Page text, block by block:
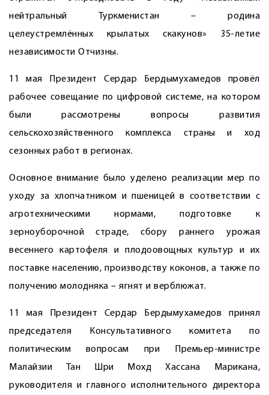
нейтральный Туркменистан – родина
целеустремлённых крылатых скакунов» 35-летие
независимости Отчизны.
11 мая Президент Сердар Бердымухамедов провёл
рабочее совещание по цифровой системе, на котором
были рассмотрены вопросы развития
сельскохозяйственного комп­лекса страны и ход
сезонных работ в регионах.
Основное внимание было уделено реализации мер по
уходу за хлопчатником и пшеницей в соответствии с
агротехническими нормами, подготовке к
зерноуборочной страде, сбору раннего урожая
весеннего картофеля и плодоовощных культур и их
поставке населению, производству коконов, а также по
получению молодняка – ягнят и верблюжат.
11 мая Президент Сердар Бердымухамедов принял
председателя Консультативного комитета по
политическим вопросам при Премьер-министре
Малайзии Тан Шри Мохд Хассана Марикана,
руководителя и главного исполнительного директора